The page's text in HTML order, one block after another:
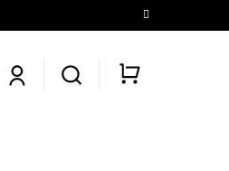
KONTAKTY O NÁS